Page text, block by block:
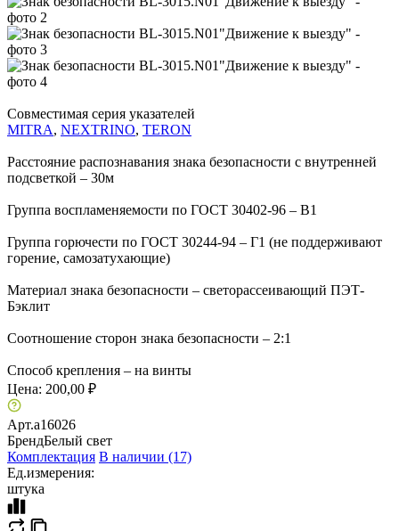
Совместимая серия указателей
MITRA, NEXTRINO, TERON
Расстояние распознавания знака безопасности с внутренней
подсветкой – 30м
Группа воспламеняемости по ГОСТ 30402-96 – В1
Группа горючести по ГОСТ 30244-94 – Г1 (не поддерживают
горение, самозатухающие)
Материал знака безопасности – светорассеивающий ПЭТ-
Бэклит
Соотношение сторон знака безопасности – 2:1
Способ крепления – на винты
Цена: 200,00 ₽
Арт.a16026
БрендБелый свет
Комплектация В наличии (17)
Ед.измерения:
штука